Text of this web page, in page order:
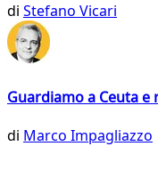
di Stefano Vicari
Guardiamo a Ceuta
di Marco Impagliazzo